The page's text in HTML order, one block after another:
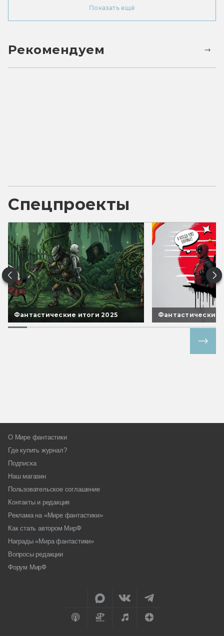
Показать ещё
Рекомендуем
Спецпроекты
Фантастические итоги 2025 Фантастические
О Мире фантастики
Где купить журнал?
Подписка
Наш магазин
Пользовательское соглашение
Контакты и редакция
Реклама на «Мире фантастики»
Как стать автором МирФ
Награды «Мира фантастики»
Вопросы редакции
Форум МирФ